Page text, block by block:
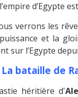
d’Egypte
verrons les
et la
sur l’Egypte
La bataille de
héritière d'